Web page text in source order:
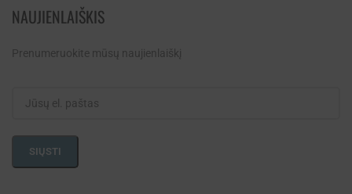
NAUJIENLAIŠKIS
Prenumeruokite mūsų naujienlaiškį